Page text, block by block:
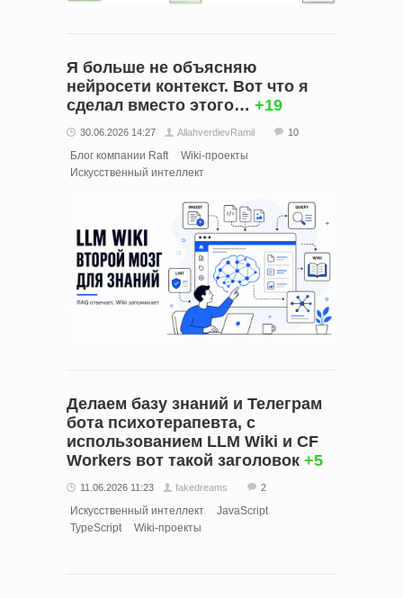
Я больше не объясняю
нейросети контекст. Вот что я
сделал вместо этого… +19
30.06.2026 14:27 AllahverdievRamil 10
Блог компании Raft
Wiki-проекты
Искусственный интеллект
Делаем базу знаний и Телеграм
бота психотерапевта, с
использованием LLM Wiki и CF
Workers вот такой заголовок +5
11.06.2026 11:23 fakedreams 2
Искусственный интеллект
JavaScript
TypeScript
Wiki-проекты